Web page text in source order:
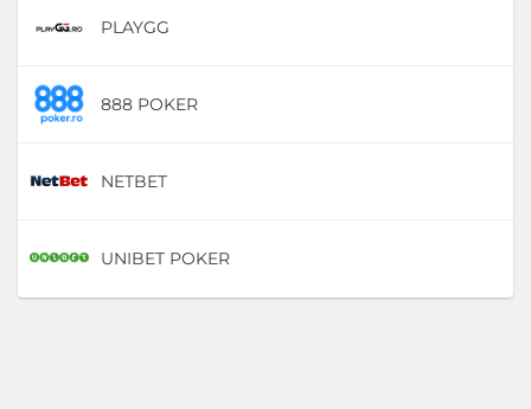
PLAYGG
888 POKER
NETBET
UNIBET POKER